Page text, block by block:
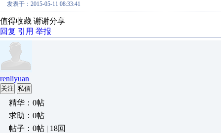
发表于：2015-05-11 08:33:41
值得收藏 谢谢分享
回复 引用 举报
renliyuan
关注 私信
精华：0帖
求助：0帖
帖子：0帖 | 18回